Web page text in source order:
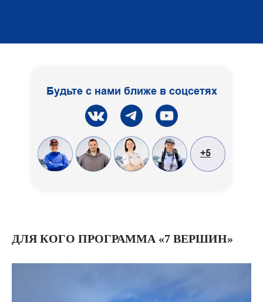
Будьте с нами ближе в соцсетях
+5
ДЛЯ КОГО ПРОГРАММА «7 ВЕРШИН»